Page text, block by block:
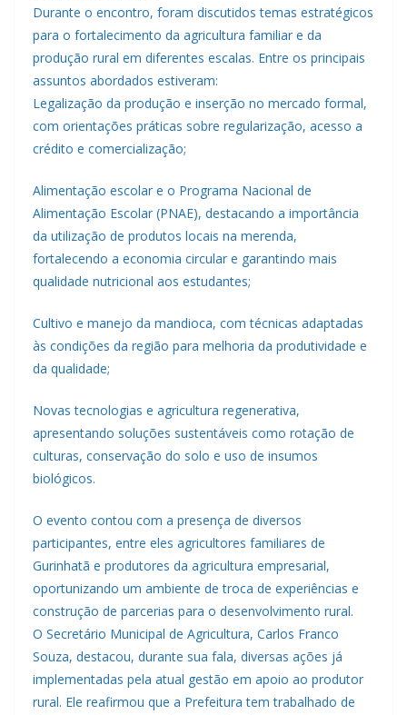
Durante o encontro, foram discutidos temas estratégicos
para o fortalecimento da agricultura familiar e da
produção rural em diferentes escalas. Entre os principais
assuntos abordados estiveram:
Legalização da produção e inserção no mercado formal,
com orientações práticas sobre regularização, acesso a
crédito e comercialização;
Alimentação escolar e o Programa Nacional de
Alimentação Escolar (PNAE), destacando a importância
da utilização de produtos locais na merenda,
fortalecendo a economia circular e garantindo mais
qualidade nutricional aos estudantes;
Cultivo e manejo da mandioca, com técnicas adaptadas
às condições da região para melhoria da produtividade e
da qualidade;
Novas tecnologias e agricultura regenerativa,
apresentando soluções sustentáveis como rotação de
culturas, conservação do solo e uso de insumos
biológicos.
O evento contou com a presença de diversos
participantes, entre eles agricultores familiares de
Gurinhatã e produtores da agricultura empresarial,
oportunizando um ambiente de troca de experiências e
construção de parcerias para o desenvolvimento rural.
O Secretário Municipal de Agricultura, Carlos Franco
Souza, destacou, durante sua fala, diversas ações já
implementadas pela atual gestão em apoio ao produtor
rural. Ele reafirmou que a Prefeitura tem trabalhado de